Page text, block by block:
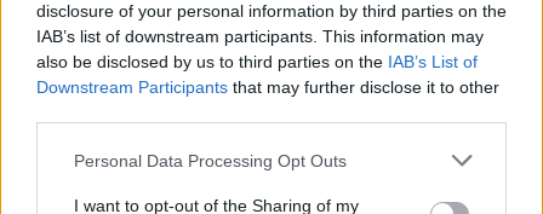
disclosure of your personal information by third parties on the
IAB’s list of downstream participants. This information may
also be disclosed by us to third parties on the IAB’s List of
Downstream Participants that may further disclose it to other
Personal Data Processing Opt Outs
I want to opt-out of the Sharing of my